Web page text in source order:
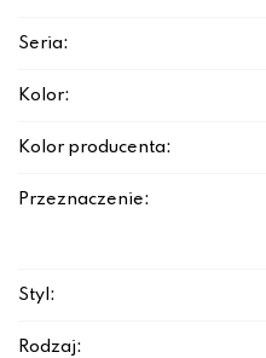
Seria:
Kolor:
Kolor producenta:
Przeznaczenie:
Styl:
Rodzaj: